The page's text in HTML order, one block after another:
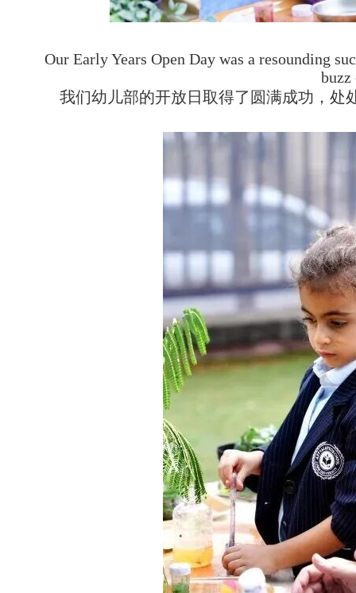
Our Early Years Open Day was a resounding
我们幼儿部的开放日取得了圆满成功，处